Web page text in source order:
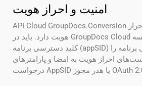
امنیت و احراز هویت
API Cloud GroupDocs.Conversion ایمن است و نیاز به احراز
هویت دارد. باید در GroupDocs Cloud ثبت نام کنید و شناسه
کلید دسترسی برنامه (appSID) و کلید دسترسی مخفی برنامه را
احراز هویت به امضا و پارامترهای